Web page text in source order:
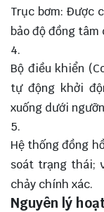
Trục bơm: Được
bảo độ đồng tâm
Bộ điều khiển
tự động khởi
xuống dưới
Hệ thống đồng
soát trạng thái;
chảy chính xác.
Nguyên lý